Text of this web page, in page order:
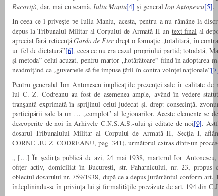
Racoviţă, dar, mai cu seamă, Iuliu Maniu[4] şi general Ion Antonescu[5].
În ceea ce-l priveşte pe Iuliu Maniu, acesta, pentru a nu rămâne la
depus la Tribunalul Militar al Corpului de Armată II un text finalal
apreciat fără reticenţă Garda de Fier drept o formaţie „totalitară, în
un fel de dictatură”[6], ceea ce nu era cazul propriului partid; totodată,
şi metoda” celui acuzat, pentru martor „hotărâtoare” fiind în adoptarea
neadmiţând ca „guvernele să fie impuse ţării în contra voinţei naţionale”
Pentru generalul Ion Antonescu implicaţiile prezenţei sale în calitate de
lui C. Z. Codreanu au fost de asemenea ample, având în vedere
tranşantă exprimată în sprijinul celui judecat şi, drept consecinţă,
participării sale la un … „complot” al legionarilor. Aceste elemente se
descoperite de noi în Arhivele C.N.S.A.S.-ului şi editate de noi[9].
dosarul Tribunalului Militar al Corpului de Armată II, Secţia I,
CORNELIU Z. CODREANU, pag. 341), următorul extras dintr-un
„ […] În şedinţa publică de azi, 24 mai 1938, martorul Ion Antonescu,
ofiţer activ, domiciliat în Bucureşti, str. Paharnicului, nr. 23, propus
obiectul dosarului nr. 759/1938, după ce a depus jurământul conform
îndeplinindu-se în privinţa lui şi formalităţile prevăzute de art. 194 din